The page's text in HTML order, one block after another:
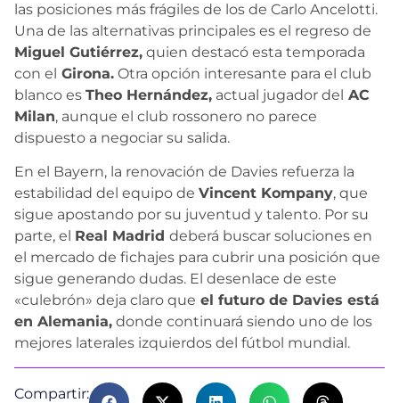
las posiciones más frágiles de los de Carlo Ancelotti.
Una de las alternativas principales es el regreso de
Miguel Gutiérrez, quien destacó esta temporada
con el Girona. Otra opción interesante para el club
blanco es Theo Hernández, actual jugador del AC
Milan, aunque el club rossonero no parece
dispuesto a negociar su salida.
En el Bayern, la renovación de Davies refuerza la
estabilidad del equipo de Vincent Kompany, que
sigue apostando por su juventud y talento. Por su
parte, el Real Madrid deberá buscar soluciones en
el mercado de fichajes para cubrir una posición que
sigue generando dudas. El desenlace de este
«culebrón» deja claro que el futuro de Davies está
en Alemania, donde continuará siendo uno de los
mejores laterales izquierdos del fútbol mundial.
Compartir: